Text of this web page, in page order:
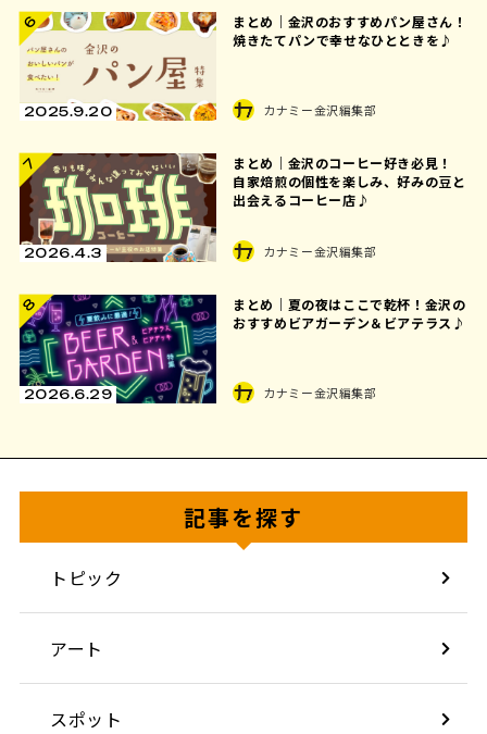
6
2025.9.20
まとめ｜金沢のおすすめパン屋さん！
焼きたてパンで幸せなひとときを♪
カナミー金沢編集部
7
2026.4.3
まとめ｜金沢のコーヒー好き必見！
自家焙煎の個性を楽しみ、好みの豆と
出会えるコーヒー店♪
カナミー金沢編集部
8
2026.6.29
まとめ｜夏の夜はここで乾杯！金沢の
おすすめビアガーデン＆ビアテラス♪
カナミー金沢編集部
記事を探す
トピック
アート
スポット